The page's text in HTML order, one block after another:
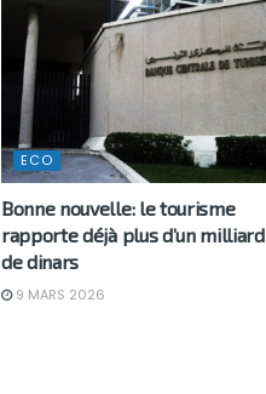
ECO
Bonne nouvelle: le tourisme
rapporte déjà plus d’un milliard
de dinars
9 MARS 2026